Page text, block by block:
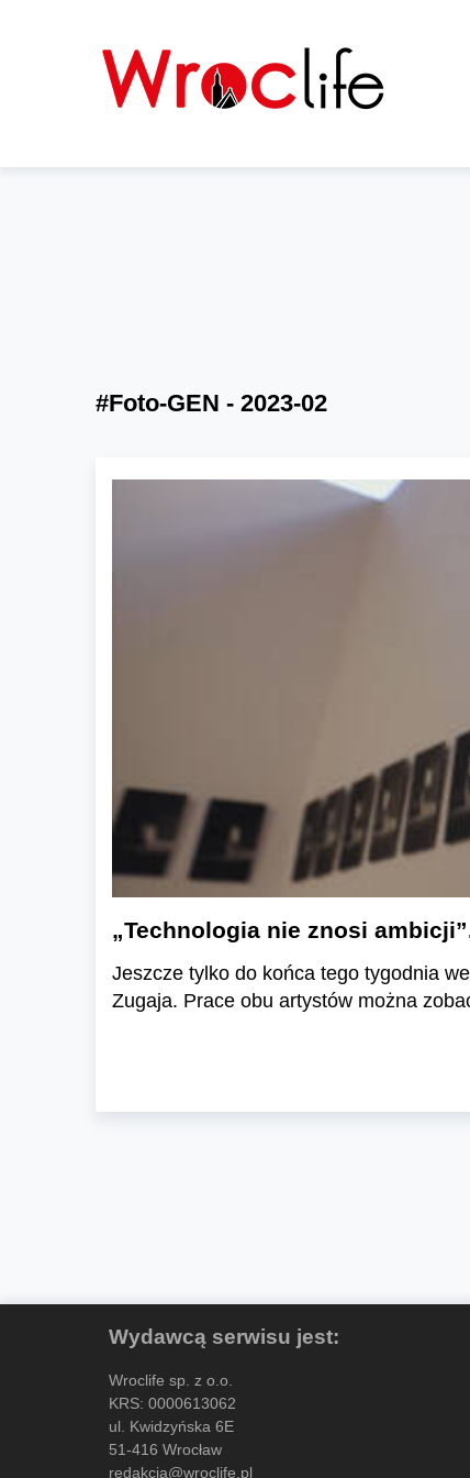
#Foto-GEN - 2023-02
„Technologia nie znosi
Jeszcze tylko do końca tego tygodnia
Zugaja. Prace obu artystów można
Wydawcą serwisu jest:
Wroclife sp. z o.o.
KRS: 0000613062
ul. Kwidzyńska 6E
51-416 Wrocław
redakcja@wroclife.pl